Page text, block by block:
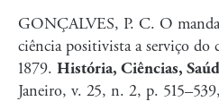
GONÇALVES, P. C. O
ciência positivista a serviço do
1879. História, Ciências,
Janeiro, v. 25, n. 2, p.